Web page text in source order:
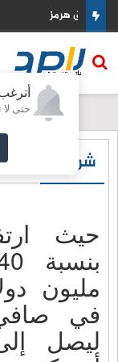
حتى لا
كيف تستخدم
شركات
حيث
مليون